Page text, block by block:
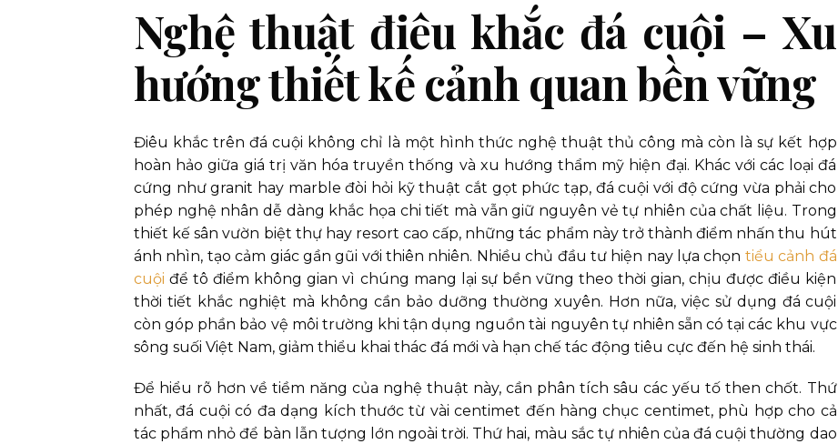
Nghệ thuật điêu khắc đá cuội – Xu
hướng thiết kế cảnh quan bền vững
Điêu khắc trên đá cuội không chỉ là một hình thức nghệ thuật thủ công mà còn là sự kết hợp
hoàn hảo giữa giá trị văn hóa truyền thống và xu hướng thẩm mỹ hiện đại. Khác với các loại đá
cứng như granit hay marble đòi hỏi kỹ thuật cắt gọt phức tạp, đá cuội với độ cứng vừa phải cho
phép nghệ nhân dễ dàng khắc họa chi tiết mà vẫn giữ nguyên vẻ tự nhiên của chất liệu. Trong
thiết kế sân vườn biệt thự hay resort cao cấp, những tác phẩm này trở thành điểm nhấn thu hút
ánh nhìn, tạo cảm giác gần gũi với thiên nhiên. Nhiều chủ đầu tư hiện nay lựa chọn tiểu cảnh đá
cuội để tô điểm không gian vì chúng mang lại sự bền vững theo thời gian, chịu được điều kiện
thời tiết khắc nghiệt mà không cần bảo dưỡng thường xuyên. Hơn nữa, việc sử dụng đá cuội
còn góp phần bảo vệ môi trường khi tận dụng nguồn tài nguyên tự nhiên sẵn có tại các khu vực
sông suối Việt Nam, giảm thiểu khai thác đá mới và hạn chế tác động tiêu cực đến hệ sinh thái.
Để hiểu rõ hơn về tiềm năng của nghệ thuật này, cần phân tích sâu các yếu tố then chốt. Thứ
nhất, đá cuội có đa dạng kích thước từ vài centimet đến hàng chục centimet, phù hợp cho cả
tác phẩm nhỏ để bàn lẫn tượng lớn ngoài trời. Thứ hai, màu sắc tự nhiên của đá cuội thường dao